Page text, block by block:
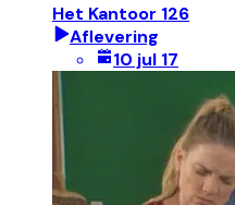
Het Kantoor 126
Aflevering
10 jul 17